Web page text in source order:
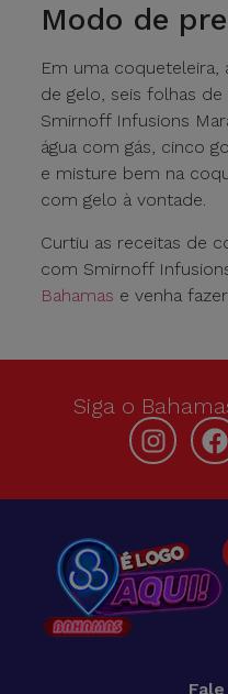
Modo de
Em uma
de gelo, seis folhas
Smirnoff Infusions
água com gás, cinco
e misture bem na
com gelo à vontade.
Curtiu as receitas de
com Smirnoff
Bahamas e venha
Siga o